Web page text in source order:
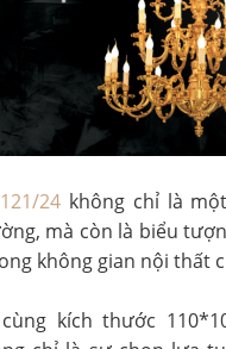
24 không chỉ là
mà còn là biểu
không gian nội thất
kích thước